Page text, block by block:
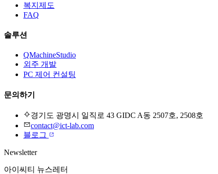
복지제도
FAQ
솔루션
QMachineStudio
외주 개발
PC 제어 컨설팅
문의하기
경기도 광명시 일직로 43 GIDC A동 2507호, 2508호
contact@ict-lab.com
블로그
Newsletter
아이씨티 뉴스레터